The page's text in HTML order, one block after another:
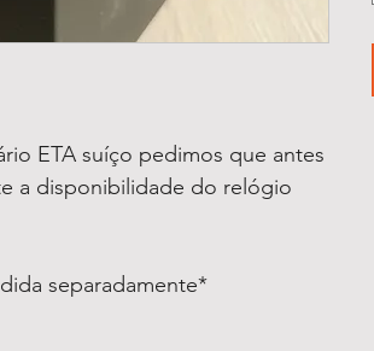
ETA suíço pedimos que antes
a disponibilidade do relógio
separadamente*